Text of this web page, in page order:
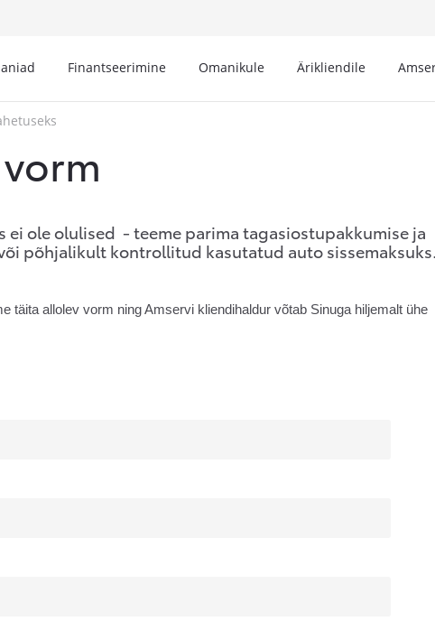
Finantseerimine Omanikule Ärikliendile
ei ole olulised - teeme parima tagasiostupakkumise ja
põhjalikult kontrollitud kasutatud auto sissemaksuks.
allolev vorm ning Amservi kliendihaldur võtab Sinuga hiljemalt ühe